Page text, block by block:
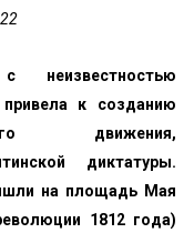
неизвестностью
привела к созданию
движения,
диктатуры.
на площадь Мая
1812 года)